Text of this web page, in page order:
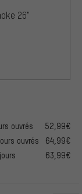
26"
ouvrés
52,99€
ouvrés
64,99€
63,99€